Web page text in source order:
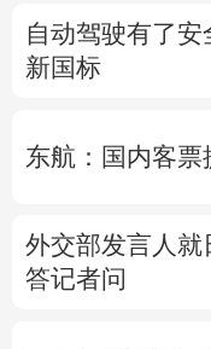
自动驾驶有了
新国标
东航：国内客
外交部发言人就
答记者问